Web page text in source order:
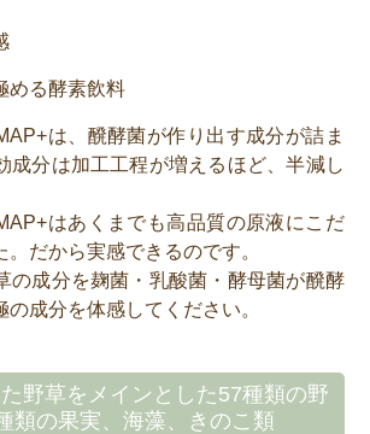
める酵素飲料
は、醗酵菌が作り出す成分が詰ま
成分は加工工程が増えるほど、半減し
はあくまでも高品質の原液にこだ
だから実感できるのです。
の成分を麹菌・乳酸菌・酵母菌が醗酵
成分を体感してください。
野草をメインとした57種類の野
類の果実、海藻、きのこ類